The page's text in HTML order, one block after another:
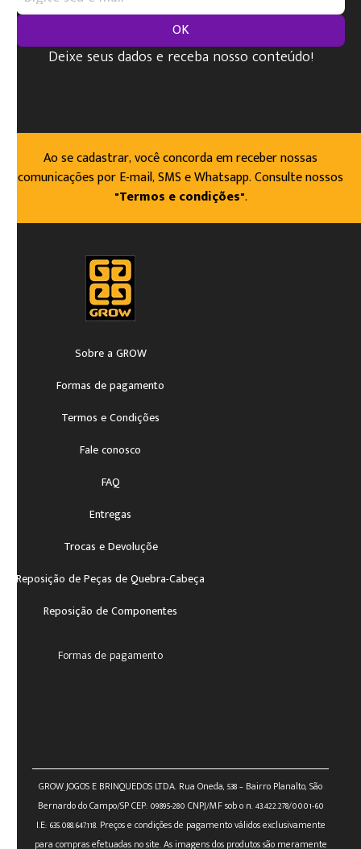
OK
Deixe seus dados e receba nosso conteúdo!
Ao se cadastrar, você concorda em receber nossas
comunicações por E-mail, SMS e Whatsapp. Consulte nossos
"Termos e condições".
Sobre a GROW
Formas de pagamento
Termos e Condições
Fale conosco
FAQ
Entregas
Trocas e Devoluçõe
Reposição de Peças de Quebra-Cabeça
Reposição de Componentes
Formas de pagamento
GROW JOGOS E BRINQUEDOS LTDA. Rua Oneda, 538 – Bairro Planalto, São
Bernardo do Campo/SP CEP: 09895-280 CNPJ/MF sob o n. 43.422.278/0001-60
I.E: 635.088.647.118. Preços e condições de pagamento válidos exclusivamente
para compras efetuadas no site. As imagens dos produtos são meramente